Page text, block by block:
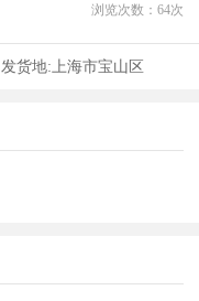
浏览次数： 64次
发货地:上海市宝山区